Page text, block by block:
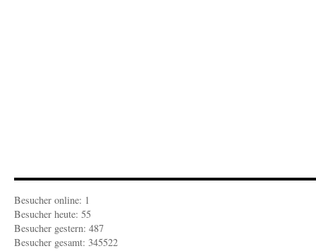
Besucher online: 1
Besucher heute: 55
Besucher gestern: 487
Besucher gesamt: 345522